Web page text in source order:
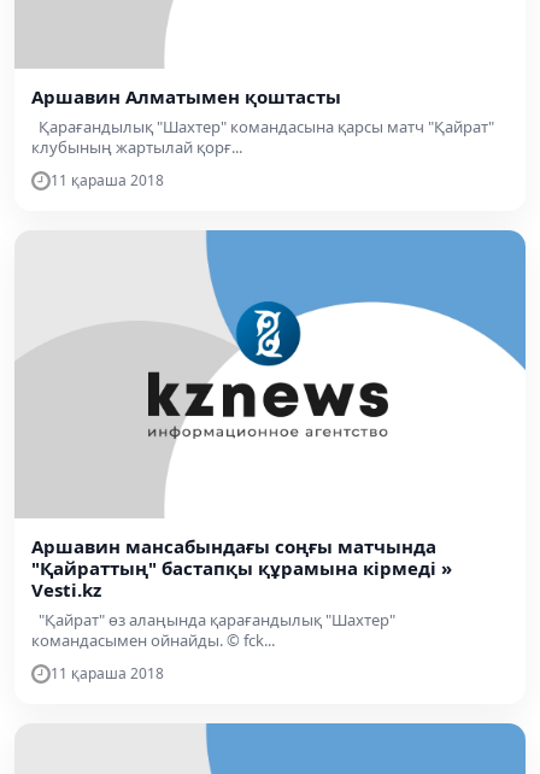
Аршавин Алматымен қоштасты
Қарағандылық "Шахтер" командасына қарсы матч "Қайрат"
клубының жартылай қорғ...
11 қараша 2018
Аршавин мансабындағы соңғы матчында
"Қайраттың" бастапқы құрамына кірмеді »
Vesti.kz
"Қайрат" өз алаңында қарағандылық "Шахтер"
командасымен ойнайды. © fck...
11 қараша 2018